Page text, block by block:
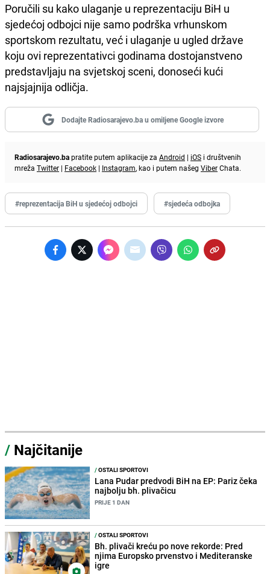
Poručili su kako ulaganje u reprezentaciju BiH u
sjedećoj odbojci nije samo podrška vrhunskom
sportskom rezultatu, već i ulaganje u ugled države
koju ovi reprezentativci godinama dostojanstveno
predstavljaju na svjetskoj sceni, donoseći kući
najsjajnija odličja.
Dodajte Radiosarajevo.ba u omiljene Google izvore
Radiosarajevo.bapratite putem aplikacije za Android | iOS i društvenih
mreža Twitter | Facebook | Instagram, kao i putem našeg ViberChata.
#reprezentacija BiH u sjedećoj odbojci #sjedeća odbojka
/ Najčitanije
/OSTALI SPORTOVI
Lana Pudar predvodi BiH na EP: Pariz čeka
najbolju bh. plivačicu
PRIJE 1 DAN
/OSTALI SPORTOVI
Bh. plivači kreću po nove rekorde: Pred
njima Europsko prvenstvo i Mediteranske
igre